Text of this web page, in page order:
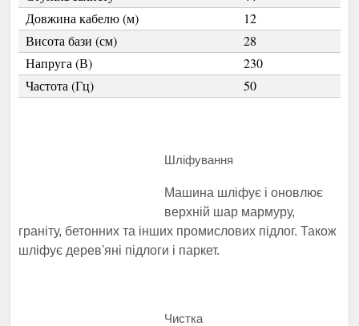
Довжина кабелю (м)
12
Висота бази (см)
28
Напруга (В)
230
Частота (Гц)
50
Шліфування
Машина шліфує і оновлює
верхній шар мармуру,
граніту, бетонних та інших промислових підлог. Також
шліфує дерев'яні підлоги і паркет.
Чистка